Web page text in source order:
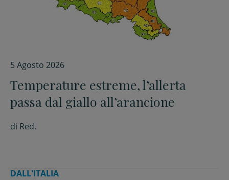
5 Agosto 2026
Temperature estreme, l’allerta
passa dal giallo all’arancione
di Red.
DALL'ITALIA